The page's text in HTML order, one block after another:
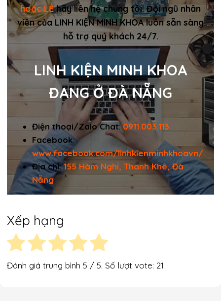
hoặc LẺhãy liên hệ chúng tôi. Đội ngũ nhân
viên của LINH KIỆN MINH KHOA luôn sẵn sàng
hỗ trợ quý khách 24/7.
LINH KIỆN MINH KHOA
ĐANG Ở ĐÀ NẴNG
Điện thoại/Zalo Chat:0911.003.113
Facebook:
www.facebook.com/linhkienminhkhoavn/
Địa chỉ:155 Hàm Nghi, Thanh Khê, Đà
Nẵng
Xếp hạng
Đánh giá trung bình 5 / 5. Số lượt vote: 21